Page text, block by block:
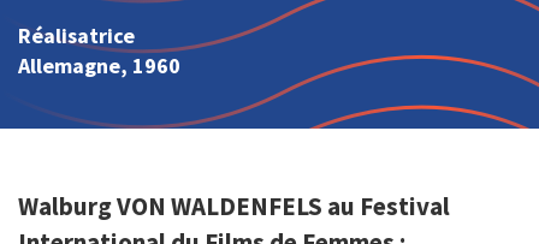
Réalisatrice
Allemagne, 1960
Walburg VON WALDENFELS au Festival